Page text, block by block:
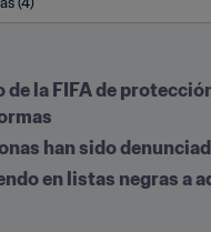
de la FIFA de
han sido
en listas negras a